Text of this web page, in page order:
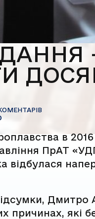
в
ПрАТ
відбулася
Дмитро
причинах, які